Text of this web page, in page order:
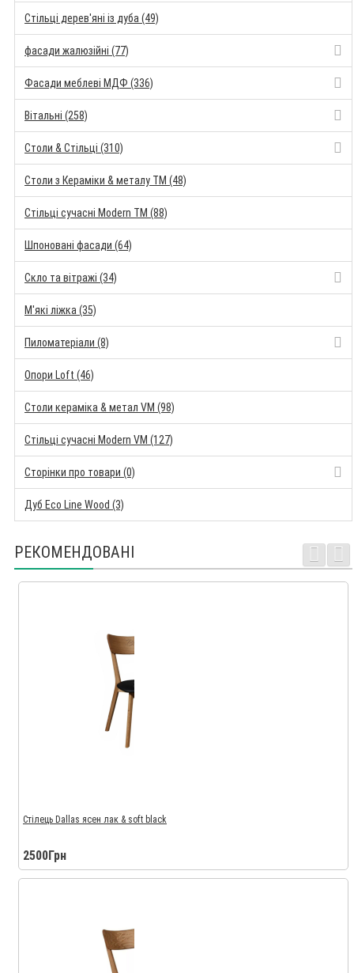
Стільці дерев'яні із дуба (49)
фасади жалюзійні (77)
Фасади меблеві МДФ (336)
Вітальні (258)
Столи & Стільці (310)
Столи з Кераміки & металу TM (48)
Стільці сучасні Modern TM (88)
Шпоновані фасади (64)
Скло та вітражі (34)
М'які ліжка (35)
Пиломатеріали (8)
Опори Loft (46)
Столи кераміка & метал VM (98)
Стільці сучасні Modern VM (127)
Сторінки про товари (0)
Дуб Eco Line Wood (3)
РЕКОМЕНДОВАНІ
Стілець Dallas ясен лак & soft black
2500Грн